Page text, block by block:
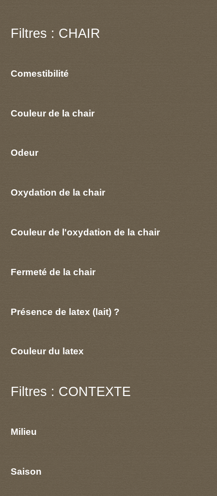
Filtres : CHAIR
Comestibilité
Couleur de la chair
Odeur
Oxydation de la chair
Couleur de l'oxydation de la chair
Fermeté de la chair
Présence de latex (lait) ?
Couleur du latex
Filtres : CONTEXTE
Milieu
Saison